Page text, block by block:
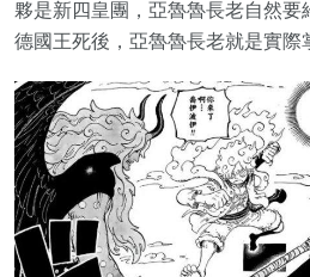
夥是新四皇團，亞魯魯長老自然要
德國王死後，亞魯魯長老就是實際